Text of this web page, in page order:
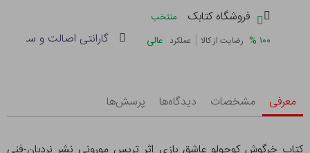
فروشگاه کتابک
منتخب
۱۰۰ % رضایت از کالا | عملکرد عالی گارانتی اصالت و سلامت
معرفی مشخصات دیدگاه‌ها پرسش‌ها